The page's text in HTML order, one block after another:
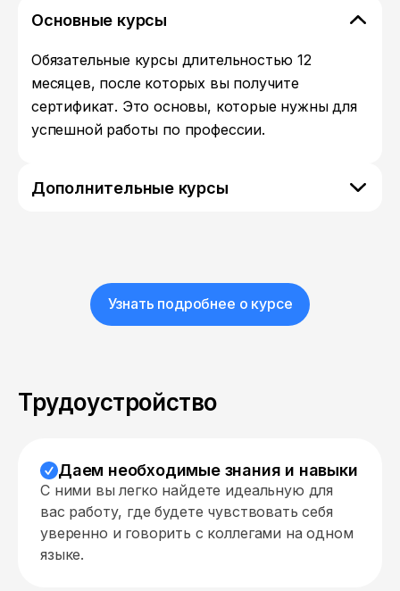
Основные курсы
Обязательные курсы длительностью 12
месяцев, после которых вы получите
сертификат. Это основы, которые нужны для
успешной работы по профессии.
Дополнительные курсы
Узнать подробнее о курсе
Трудоустройство
Даем необходимые знания и навыки
С ними вы легко найдете идеальную для
вас работу, где будете чувствовать себя
уверенно и говорить с коллегами на одном
языке.